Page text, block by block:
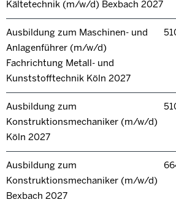
Kältetechnik (m/w/d) Bexbach 2027
Ausbildung zum Maschinen- und
Anlagenführer (m/w/d)
Fachrichtung Metall- und
Kunststofftechnik Köln 2027
Ausbildung zum
Konstruktionsmechaniker (m/w/d)
Köln 2027
Ausbildung zum
Konstruktionsmechaniker (m/w/d)
Bexbach 2027